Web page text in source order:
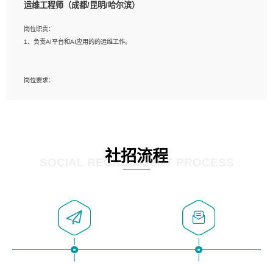
2、熟悉linux命令；
4、熟练使用oracle、mysql进行开发；
5、熟悉流程开发如使用activiti；
运维工程师（成都/昆明/哈尔滨）
岗位职责：
1、负责AI平台和AI应用的的运维工作。
岗位要求：
4、掌握DevOps思想、方法和流程。Jenkins工具使用；
5、掌握常见中间件配置与优化，如mysql、nginx等；
社招流程
SOCIAL RECRUITMENT PROCESS